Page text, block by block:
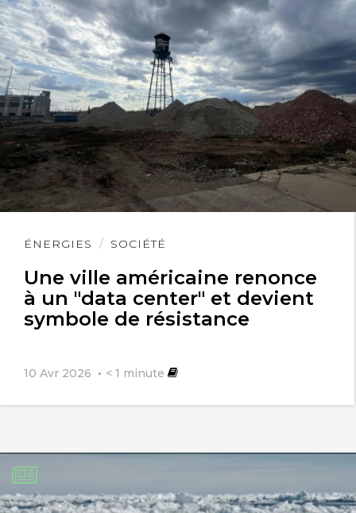
ÉNERGIES SOCIÉTÉ
Une ville américaine renonce
à un "data center" et devient
symbole de résistance
10 Avr 2026 < 1 minute
Lire